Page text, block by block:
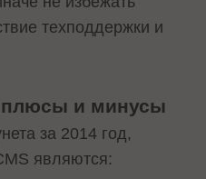
техподдержки и
плюсы и минусы
за 2014 год,
являются: